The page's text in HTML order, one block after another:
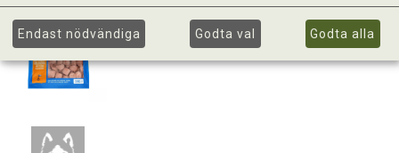
Endast nödvändiga Godta val Godta alla